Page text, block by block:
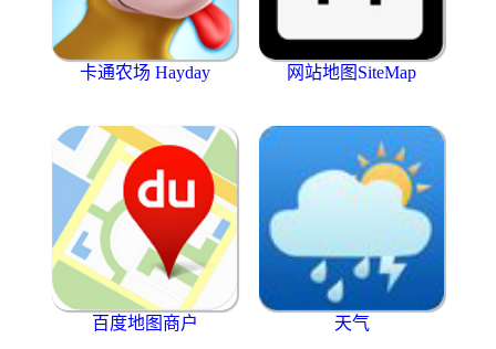
卡通农场 Hayday 网站地图SiteMap
百度地图商户 天气